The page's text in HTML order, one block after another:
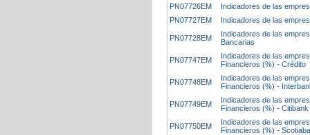
PN07726EM
Indicadores de las
PN07727EM
Indicadores de las
PN07728EM
Indicadores de las
Bancarias
PN07747EM
Indicadores de las
Financieros (%) - Crédito
PN07748EM
Indicadores de las
Financieros (%) -
PN07749EM
Indicadores de las
Financieros (%) - Citibank
PN07750EM
Indicadores de las
Financieros (%) -